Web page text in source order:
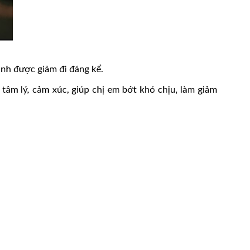
được giảm đi đáng kể.
lý, cảm xúc, giúp chị em bớt khó chịu, làm giảm